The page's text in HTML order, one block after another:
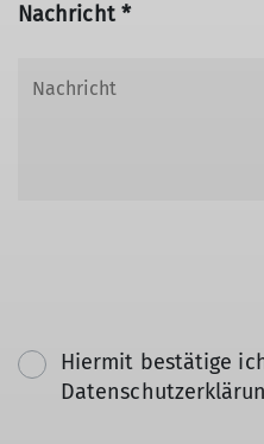
Nachricht *
Hiermit bestätige